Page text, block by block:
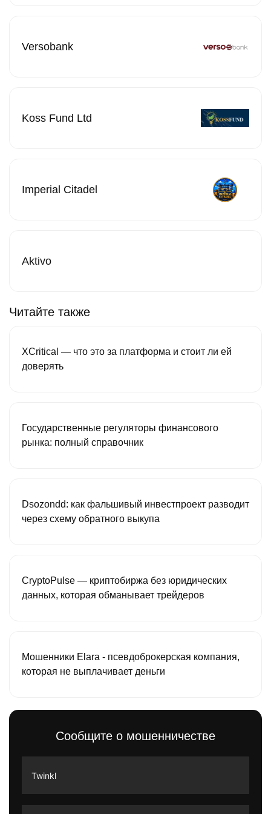
Versobank
Koss Fund Ltd
Imperial Citadel
Aktivo
Читайте также
XCritical — что это за платформа и стоит ли ей
доверять
Государственные регуляторы финансового
рынка: полный справочник
Dsozondd: как фальшивый инвестпроект разводит
через схему обратного выкупа
CryptoPulse — криптобиржа без юридических
данных, которая обманывает трейдеров
Мошенники Elara - псевдоброкерская компания,
которая не выплачивает деньги
Сообщите о мошенничестве